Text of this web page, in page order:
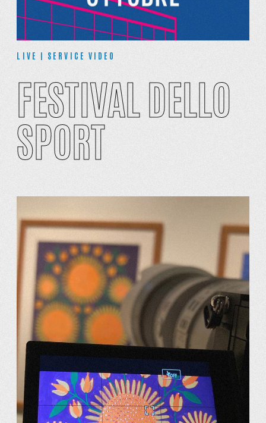
LIVE | SERVICE VIDEO
FESTIVAL DELLO
SPORT